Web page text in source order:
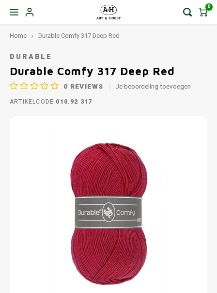
0
Home Durable Comfy 317 Deep Red
DURABLE
Durable Comfy 317 Deep Red
0 REVIEWS Je beoordeling toevoegen
ARTIKELCODE 010.92 317